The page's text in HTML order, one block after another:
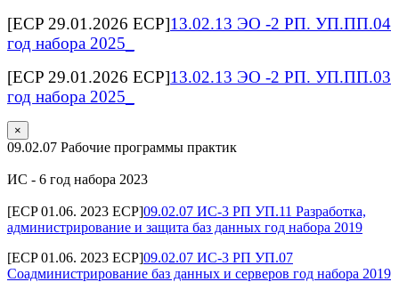
[ECP 29.01.2026 ECP]13.02.13 ЭО -2 РП. УП.ПП.04
год набора 2025_
[ECP 29.01.2026 ECP]13.02.13 ЭО -2 РП. УП.ПП.03
год набора 2025_
×
09.02.07 Рабочие программы практик
ИС - 6 год набора 2023
[ECP 01.06. 2023 ECP]09.02.07 ИС-3 РП УП.11 Разработка,
администрирование и защита баз данных год набора 2019
[ECP 01.06. 2023 ECP]09.02.07 ИС-3 РП УП.07
Соадминистрирование баз данных и серверов год набора 2019